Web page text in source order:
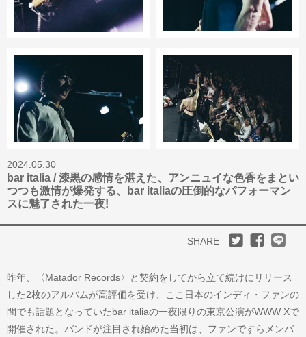
2024.05.30
bar italia / 漆黒の感情を湛えた、アンニュイな色香をまとい
つつも激情が爆発する、bar italiaの圧倒的なパフォーマン
スに魅了された一夜!
SHARE
昨年、〈Matador Records〉と契約をしてから立て続けにリリース
した2枚のアルバムが高評価を受け、ここ日本のインディ・ファンの
間でも話題となっていたbar italiaの一夜限りの東京公演がWWW Xで
開催された。バンドが注目され始めた当初は、ファンですらメンバ